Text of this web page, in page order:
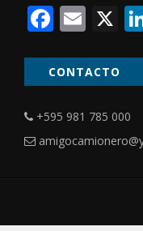
X
CONTACTO
+595 981 785 000